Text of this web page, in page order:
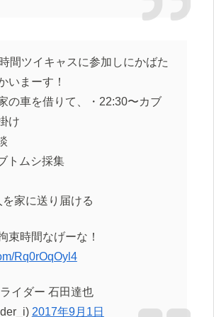
間ツイキャスに参加しにかばた
いまーす！
の車を借りて、・22:30〜カブ
け
トムシ採集
を家に送り届ける
束時間なげーな！
Rq0rOqOyl4
イダー 石田達也
2017年9月1日